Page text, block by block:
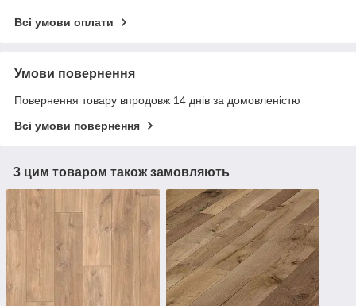
Всі умови оплати
Умови повернення
Повернення товару впродовж 14 днів за домовленістю
Всі умови повернення
З цим товаром також замовляють